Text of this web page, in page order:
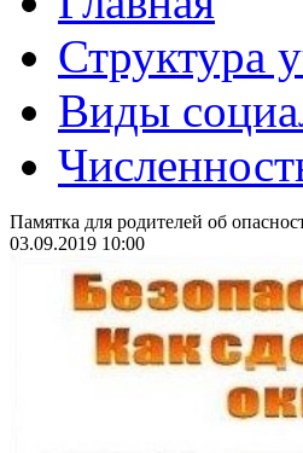
Структура
Виды
Памятка для родителей об
03.09.2019 10:00